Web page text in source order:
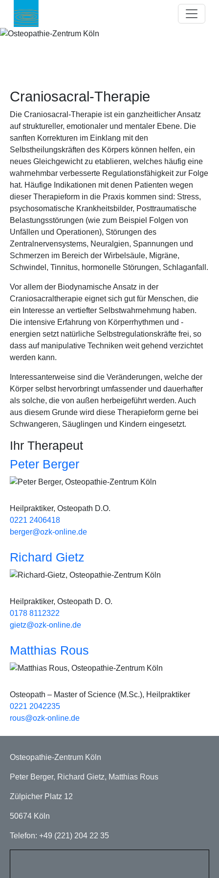
Craniosacral-Therapie
Die Craniosacral-Therapie ist ein ganzheitlicher Ansatz
auf struktureller, emotionaler und mentaler Ebene. Die
sanften Korrekturen im Einklang mit den
Selbstheilungskräften des Körpers können helfen, ein
neues Gleichgewicht zu etablieren, welches häufig eine
wahrnehmbar verbesserte Regulationsfähigkeit zur Folge
hat. Häufige Indikationen mit denen Patienten wegen
dieser Therapieform in die Praxis kommen sind: Stress,
psychosomatische Krankheitsbilder, Posttraumatische
Belastungsstörungen (wie zum Beispiel Folgen von
Unfällen und Operationen), Störungen des
Zentralnervensystems, Neuralgien, Spannungen und
Schmerzen im Bereich der Wirbelsäule, Migräne,
Schwindel, Tinnitus, hormonelle Störungen, Schlaganfall.
Vor allem der Biodynamische Ansatz in der
Craniosacraltherapie eignet sich gut für Menschen, die
ein Interesse an vertiefter Selbstwahrnehmung haben.
Die intensive Erfahrung von Körperrhythmen und -
energien setzt natürliche Selbstregulationskräfte frei, so
dass auf manipulative Techniken weit gehend verzichtet
werden kann.
Interessanterweise sind die Veränderungen, welche der
Körper selbst hervorbringt umfassender und dauerhafter
als solche, die von außen herbeigeführt werden. Auch
aus diesem Grunde wird diese Therapieform gerne bei
Schwangeren, Säuglingen und Kindern eingesetzt.
Ihr Therapeut
Peter Berger
Bild
Heilpraktiker, Osteopath D.O.
0221 2406418
berger@ozk-online.de
Richard Gietz
Bild
Heilpraktiker, Osteopath D. O.
0178 8112322
gietz@ozk-online.de
Matthias Rous
Bild
Osteopath – Master of Science (M.Sc.), Heilpraktiker
0221 2042235
rous@ozk-online.de
Osteopathie-Zentrum Köln
Peter Berger, Richard Gietz, Matthias Rous
Zülpicher Platz 12
50674 Köln
Telefon: +49 (221) 204 22 35